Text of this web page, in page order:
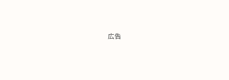
広告